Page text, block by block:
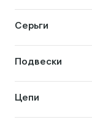
Серьги
Подвески
Цепи